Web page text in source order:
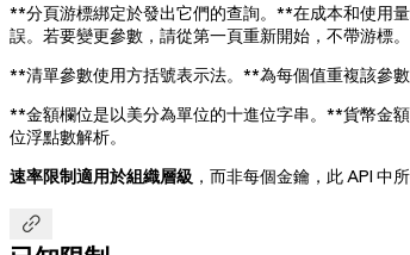
**分頁游標綁定於發出它們的查詢。**在成本和使用
誤。若要變更參數，請從第一頁重新開始，不帶游標。
**清單參數使用方括號表示法。**為每個值重複該參
**金額欄位是以美分為單位的十進位字串。**貨幣金
位浮點數解析。
速率限制適用於組織層級 ，而非每個金鑰，此 API 中
